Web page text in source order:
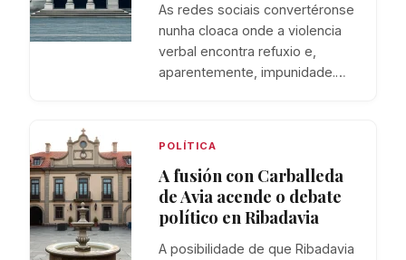
As redes sociais convertéronse
nunha cloaca onde a violencia
verbal encontra refuxio e,
aparentemente, impunidade.…
POLÍTICA
A fusión con Carballeda
de Avia acende o debate
político en Ribadavia
A posibilidade de que Ribadavia